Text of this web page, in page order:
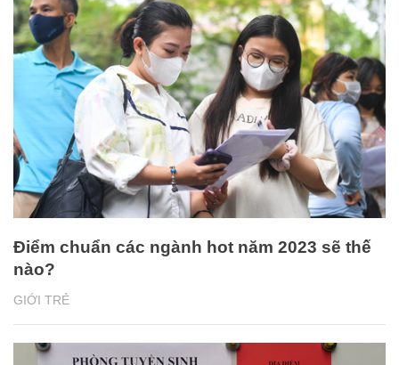
GIỚI TRẺ
Điểm chuẩn các ngành hot năm 2023 sẽ thế
nào?